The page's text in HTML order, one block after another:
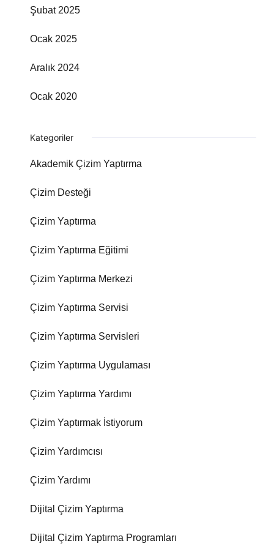
Şubat 2025
Ocak 2025
Aralık 2024
Ocak 2020
Kategoriler
Akademik Çizim Yaptırma
Çizim Desteği
Çizim Yaptırma
Çizim Yaptırma Eğitimi
Çizim Yaptırma Merkezi
Çizim Yaptırma Servisi
Çizim Yaptırma Servisleri
Çizim Yaptırma Uygulaması
Çizim Yaptırma Yardımı
Çizim Yaptırmak İstiyorum
Çizim Yardımcısı
Çizim Yardımı
Dijital Çizim Yaptırma
Dijital Çizim Yaptırma Programları